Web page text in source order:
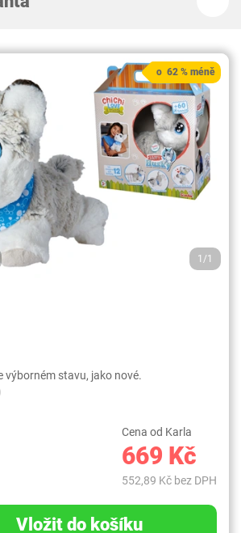
1/1
o 62 % méně
výborném stavu, jako nové.
Cena od Karla
669 Kč
552,89 Kč bez DPH
Vložit do košíku